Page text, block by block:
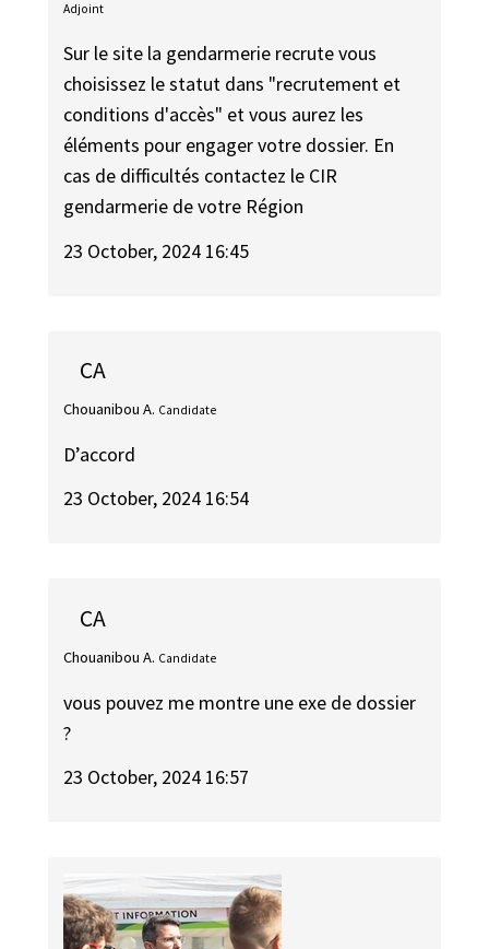
Adjoint
Sur le site la gendarmerie recrute vous
choisissez le statut dans "recrutement et
conditions d'accès" et vous aurez les
éléments pour engager votre dossier. En
cas de difficultés contactez le CIR
gendarmerie de votre Région
23 October, 2024 16:45
CA
Chouanibou A. Candidate
D’accord
23 October, 2024 16:54
CA
Chouanibou A. Candidate
vous pouvez me montre une exe de dossier
?
23 October, 2024 16:57